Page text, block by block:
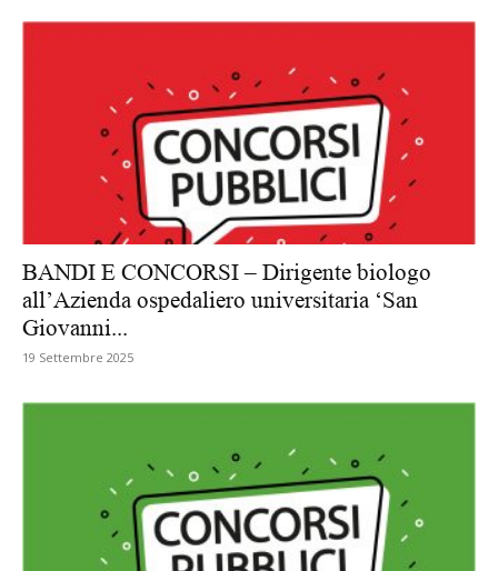
BANDI E CONCORSI – Dirigente biologo
all’Azienda ospedaliero universitaria ‘San
Giovanni...
19 Settembre 2025